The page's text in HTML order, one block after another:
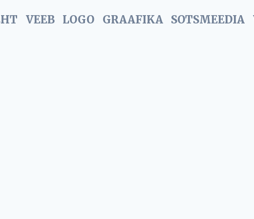
VEEB LOGO GRAAFIKA SOTSMEEDIA